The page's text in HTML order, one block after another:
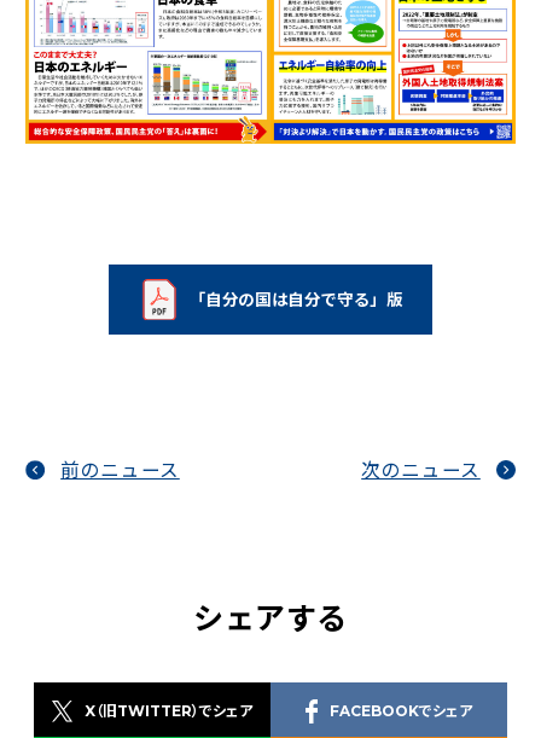
「自分の国は自分で守る」版
前のニュース 次のニュース
シェアする
X（旧TWITTER）でシェア FACEBOOKでシェア